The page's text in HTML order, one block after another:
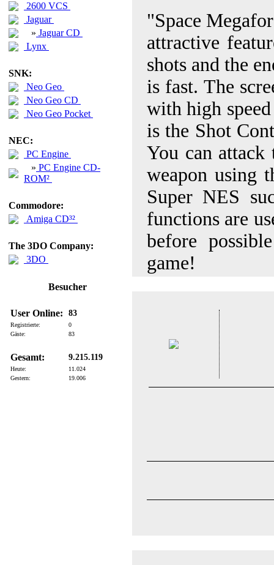
2600 VCS
Jaguar
» Jaguar CD
Lynx
SNK:
Neo Geo
Neo Geo CD
Neo Geo Pocket
NEC:
PC Engine
» PC Engine CD-
ROM²
Commodore:
Amiga CD³²
The 3DO Company:
3DO
Besucher
User Online: 83
Registrierte:
0
Gäste:
83
Gesamt: 9.215.119
Heute:
11.024
Gestern:
19.006
"Space
attractive
shots and the
is fast. The
with high
is the Shot
You can
weapon using
Super NES
functions are
before
game!